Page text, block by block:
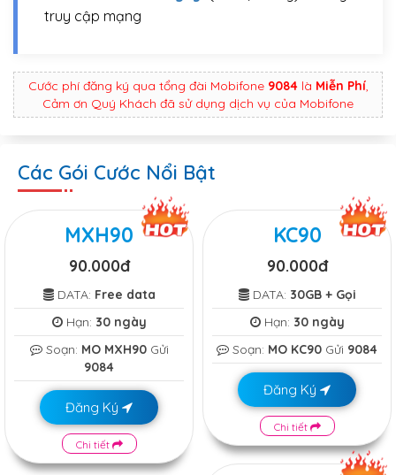
truy cập mạng
Cước phí đăng ký qua tổng đài Mobifone 9084là Miễn Phí,
Cảm ơn Quý Khách đã sử dụng dịch vụ của Mobifone
Các Gói Cước Nổi Bật
MXH90
90.000đ
DATA: Free data
Hạn: 30 ngày
Soạn: MO MXH90Gửi
9084
Đăng Ký
Chi tiết
KC90
90.000đ
DATA: 30GB + Gọi
Hạn: 30 ngày
Soạn: MO KC90 Gửi 9084
Đăng Ký
Chi tiết